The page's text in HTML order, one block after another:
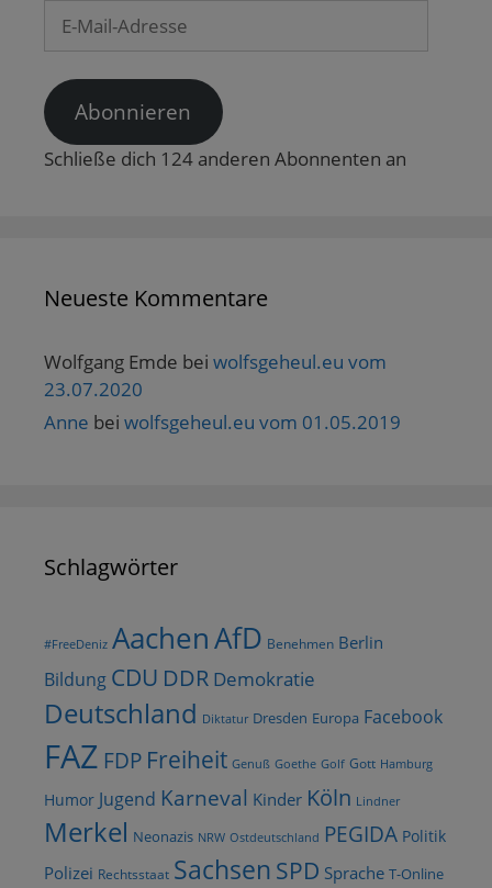
Mail-
Abonnieren
Schließe dich 124 anderen Abonnenten an
Neueste Kommentare
Wolfgang Emde bei wolfsgeheul.eu vom
23.07.2020
Anne bei wolfsgeheul.eu vom 01.05.2019
Schlagwörter
#FreeDeniz AachenAfD Benehmen Berlin
Bildung CDU DDR Demokratie
Deutschland Diktatur Dresden Europa Facebook
FAZ FDP Freiheit Genuß Goethe Golf Gott Hamburg
Humor Jugend Karneval Kinder Köln Lindner
Merkel Neonazis NRW Ostdeutschland PEGIDA Politik
Polizei Rechtsstaat Sachsen SPD Sprache T-Online